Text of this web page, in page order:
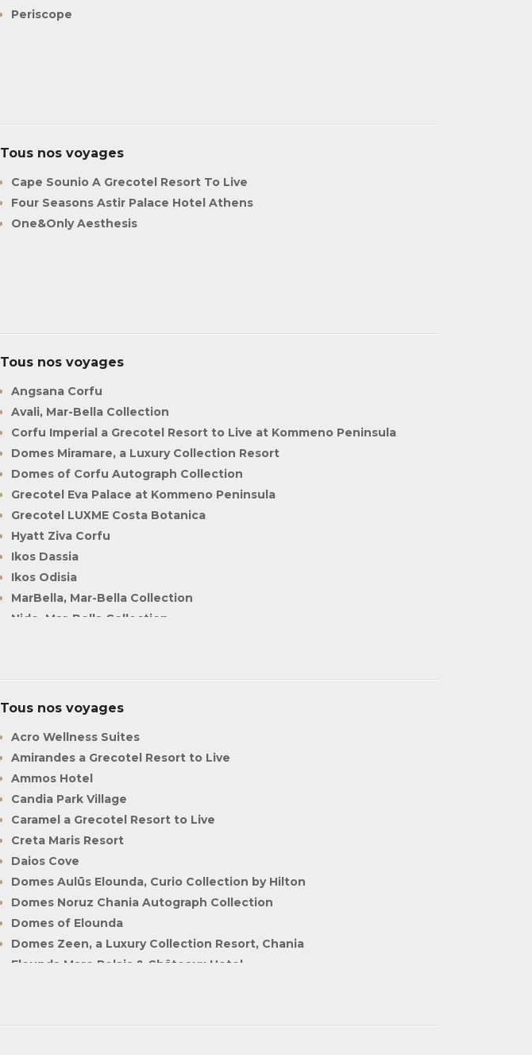
Periscope
Tous nos voyages
Cape Sounio A Grecotel Resort To Live
Four Seasons Astir Palace Hotel Athens
One&Only Aesthesis
Tous nos voyages
Angsana Corfu
Avali, Mar-Bella Collection
Corfu Imperial a Grecotel Resort to Live at Kommeno Peninsula
Domes Miramare, a Luxury Collection Resort
Domes of Corfu Autograph Collection
Grecotel Eva Palace at Kommeno Peninsula
Grecotel LUXME Costa Botanica
Hyatt Ziva Corfu
Ikos Dassia
Ikos Odisia
MarBella, Mar-Bella Collection
Nido, Mar-Bella Collection
Tous nos voyages
Acro Wellness Suites
Amirandes a Grecotel Resort to Live
Ammos Hotel
Candia Park Village
Caramel a Grecotel Resort to Live
Creta Maris Resort
Daios Cove
Domes Aulūs Elounda, Curio Collection by Hilton
Domes Noruz Chania Autograph Collection
Domes of Elounda
Domes Zeen, a Luxury Collection Resort, Chania
Elounda Mare Relais & Châteaux Hotel
Grecotel LUXME White